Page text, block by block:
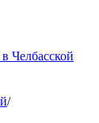
Челбасской
/